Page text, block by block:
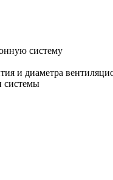
систему
и диаметра
системы